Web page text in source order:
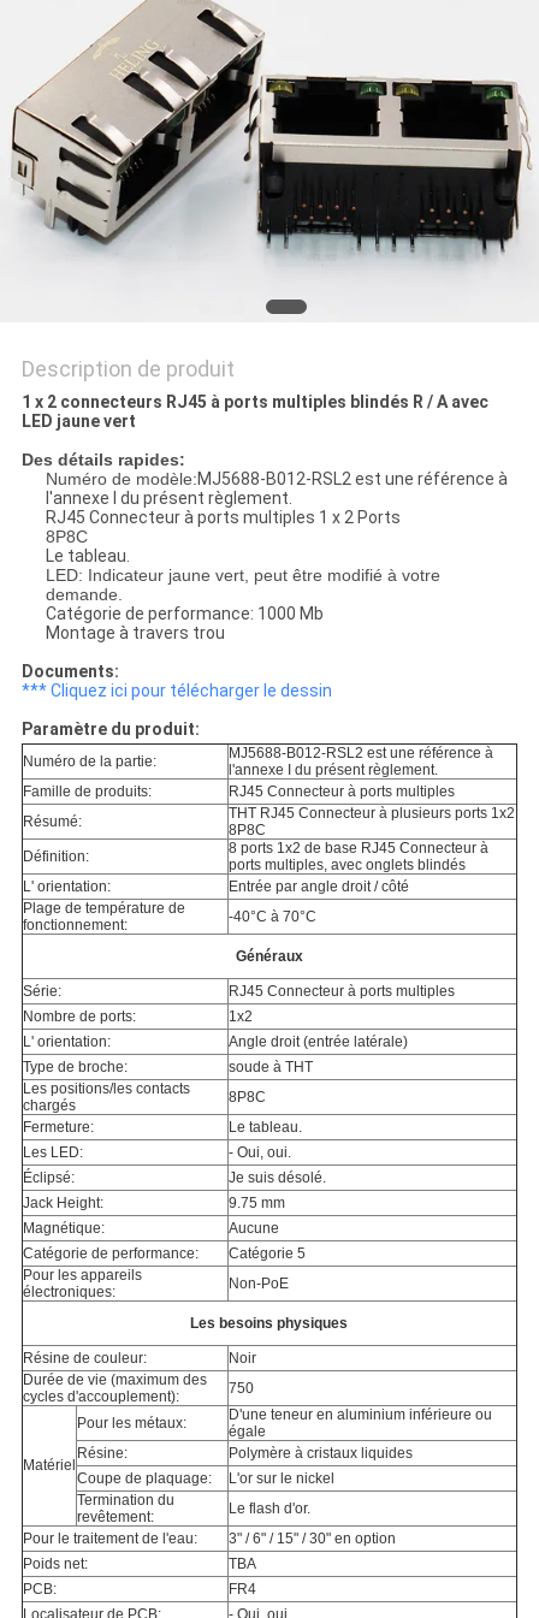
POLITIQUE
EN
MATIÈRE
LA
VIE
PRIVÉE
Description de produit
1 x 2 connecteurs RJ45 à ports multiples blindés R / A avec
LED jaune vert
Des détails rapides:
Numéro de modèle:MJ5688-B012-RSL2 est une référence à
l'annexe I du présent règlement.
RJ45 Connecteur à ports multiples 1 x 2 Ports
8P8C
Le tableau.
LED: Indicateur jaune vert, peut être modifié à votre
demande.
Catégorie de performance: 1000 Mb
Montage à travers trou
Documents:
*** Cliquez ici pour télécharger le dessin
Paramètre du produit:
Numéro de la partie:
MJ5688-B012-RSL2 est une référence à
l'annexe I du présent règlement.
Famille de produits:
RJ45 Connecteur à ports multiples
Résumé:
THT RJ45 Connecteur à plusieurs ports 1x2
8P8C
Définition:
8 ports 1x2 de base RJ45 Connecteur à
ports multiples, avec onglets blindés
L' orientation:
Entrée par angle droit / côté
Plage de température de
fonctionnement:
-40°C à 70°C
Généraux
Série:
RJ45 Connecteur à ports multiples
Nombre de ports:
1x2
L' orientation:
Angle droit (entrée latérale)
Type de broche:
soude à THT
Les positions/les contacts
chargés
8P8C
Fermeture:
Le tableau.
Les LED:
- Oui, oui.
Éclipsé:
Je suis désolé.
Jack Height:
9.75 mm
Magnétique:
Aucune
Catégorie de performance:
Catégorie 5
Pour les appareils
électroniques:
Non-PoE
Les besoins physiques
Résine de couleur:
Noir
Durée de vie (maximum des
cycles d'accouplement):
750
Matériel
Pour les métaux:
D'une teneur en aluminium inférieure ou
égale
Résine:
Polymère à cristaux liquides
Coupe de plaquage:
L'or sur le nickel
Termination du
revêtement:
Le flash d'or.
Pour le traitement de l'eau:
3" / 6" / 15" / 30" en option
Poids net:
TBA
PCB:
FR4